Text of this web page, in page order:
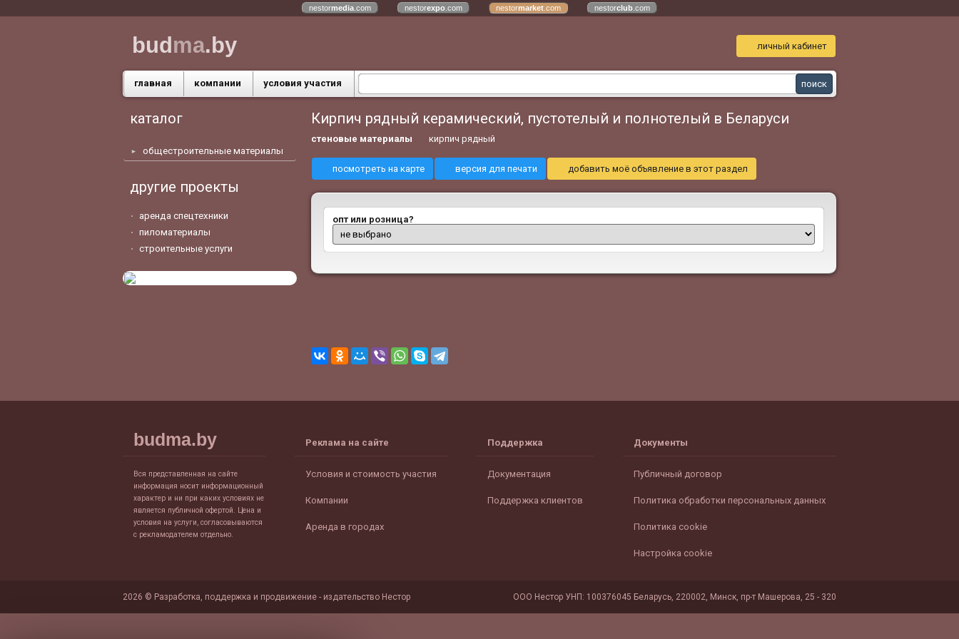
nestormedia .com nestorexpo .com nestormarket .com nestorclub .com
bud ma.by личный кабинет
главная компании условия участия
каталог
общестроительные материалы
другие проекты
аренда спецтехники
пиломатериалы
строительные услуги
Кирпич рядный керамический, пустотелый и полнотелый в Беларуси
стеновые материалы кирпич рядный
посмотреть на карте версия для печати добавить моё объявление в этот раздел
опт или розница?
budma.by
Вся представленная на сайте
информация носит информационный
характер и ни при каких условиях не
является публичной офертой. Цена и
условия на услуги, согласовываются
с рекламодателем отдельно.
Реклама на сайте
Условия и стоимость участия
Компании
Аренда в городах
Поддержка
Документация
Поддержка клиентов
Документы
Публичный договор
Политика обработки персональных данных
Политика cookie
Настройка cookie
2026 © Разработка, поддержка и продвижение - издательство Нестор ООО Нестор УНП: 100376045 Беларусь, 220002, Минск, пр-т Машерова, 25 - 320